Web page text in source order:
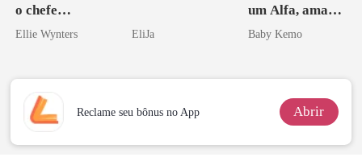
o chefe
arrogante
Ellie Wynters EliJa
um Alfa, amada
por um
Baby Kemo
Reclame seu bônus no App Abrir